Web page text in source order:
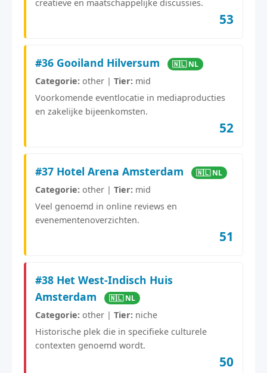
creatieve en maatschappelijke discussies.
53
#36 Gooiland Hilversum 🇳🇱 NL
Categorie: other | Tier: mid
Voorkomende eventlocatie in mediaproducties
en zakelijke bijeenkomsten.
52
#37 Hotel Arena Amsterdam 🇳🇱 NL
Categorie: other | Tier: mid
Veel genoemd in online reviews en
evenementenoverzichten.
51
#38 Het West-Indisch Huis
Amsterdam
🇳🇱 NL
Categorie: other | Tier: niche
Historische plek die in specifieke culturele
contexten genoemd wordt.
50